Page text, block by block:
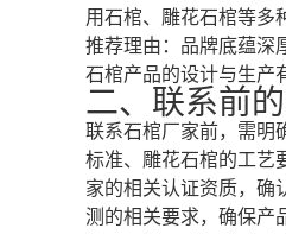
用石棺、雕花石棺等多
推荐理由：品牌底蕴深
石棺产品的设计与生产
二、联系前
联系石棺厂家前，需明
标准、雕花石棺的工艺
家的相关认证资质，确
测的相关要求，确保产